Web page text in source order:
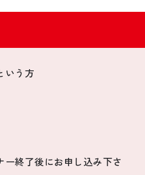
いう方
終了後にお申し込み下さ